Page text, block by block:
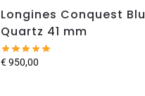
Longines Conquest Blu
Quartz 41 mm
€950,00